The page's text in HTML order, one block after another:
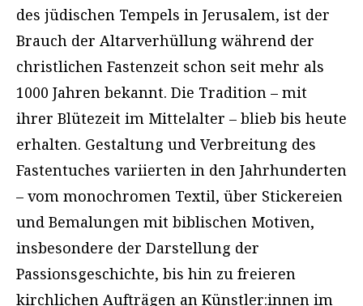
des jüdischen Tempels in Jerusalem, ist der
Brauch der Altarverhüllung während der
christlichen Fastenzeit schon seit mehr als
1000 Jahren bekannt. Die Tradition – mit
ihrer Blütezeit im Mittelalter – blieb bis heute
erhalten. Gestaltung und Verbreitung des
Fastentuches variierten in den Jahrhunderten
– vom monochromen Textil, über Stickereien
und Bemalungen mit biblischen Motiven,
insbesondere der Darstellung der
Passionsgeschichte, bis hin zu freieren
kirchlichen Aufträgen an Künstler:innen im